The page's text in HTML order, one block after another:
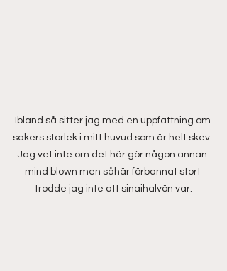
Ibland så sitter jag med en uppfattning om
sakers storlek i mitt huvud som är helt skev.
Jag vet inte om det här gör någon annan
mind blown men såhär förbannat stort
trodde jag inte att sinaihalvön var.